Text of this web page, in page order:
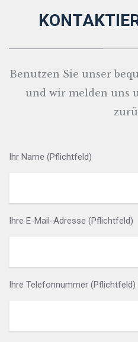
Benutzen Sie unser
und wir melden uns
Ihr Name (Pflichtfeld)
Ihre E-Mail-Adresse (Pflichtfeld)
Ihre Telefonnummer (Pflichtfeld)